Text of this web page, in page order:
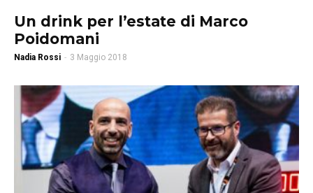
Un drink per l’estate di Marco
Poidomani
Nadia Rossi - 3 Maggio 2018